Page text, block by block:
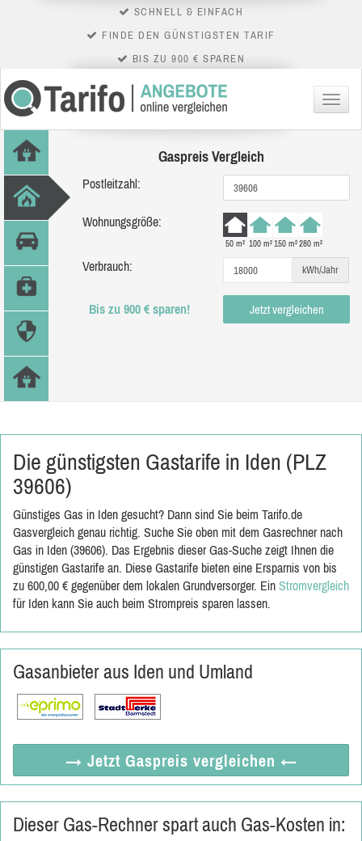
SCHNELL & EINFACH
FINDE DEN GÜNSTIGSTEN TARIF
BIS ZU 900 € SPAREN
Menü
Gaspreis Vergleich
Postleitzahl:
Wohnungsgröße:
50 m² 100 m²150 m²280 m²
Verbrauch: kWh/Jahr
Bis zu 900 € sparen! Jetzt vergleichen
Die günstigsten Gastarife in Iden (PLZ
39606)
Günstiges Gas in Iden gesucht? Dann sind Sie beim Tarifo.de
Gasvergleich genau richtig. Suche Sie oben mit dem Gasrechner nach
Gas in Iden (39606). Das Ergebnis dieser Gas-Suche zeigt Ihnen die
günstigen Gastarife an. Diese Gastarife bieten eine Ersparnis von bis
zu 600,00 € gegenüber dem lokalen Grundversorger. Ein Stromvergleich
für Iden kann Sie auch beim Strompreis sparen lassen.
Gasanbieter aus Iden und Umland
→ Jetzt Gaspreis vergleichen ←
Dieser Gas-Rechner spart auch Gas-Kosten in: